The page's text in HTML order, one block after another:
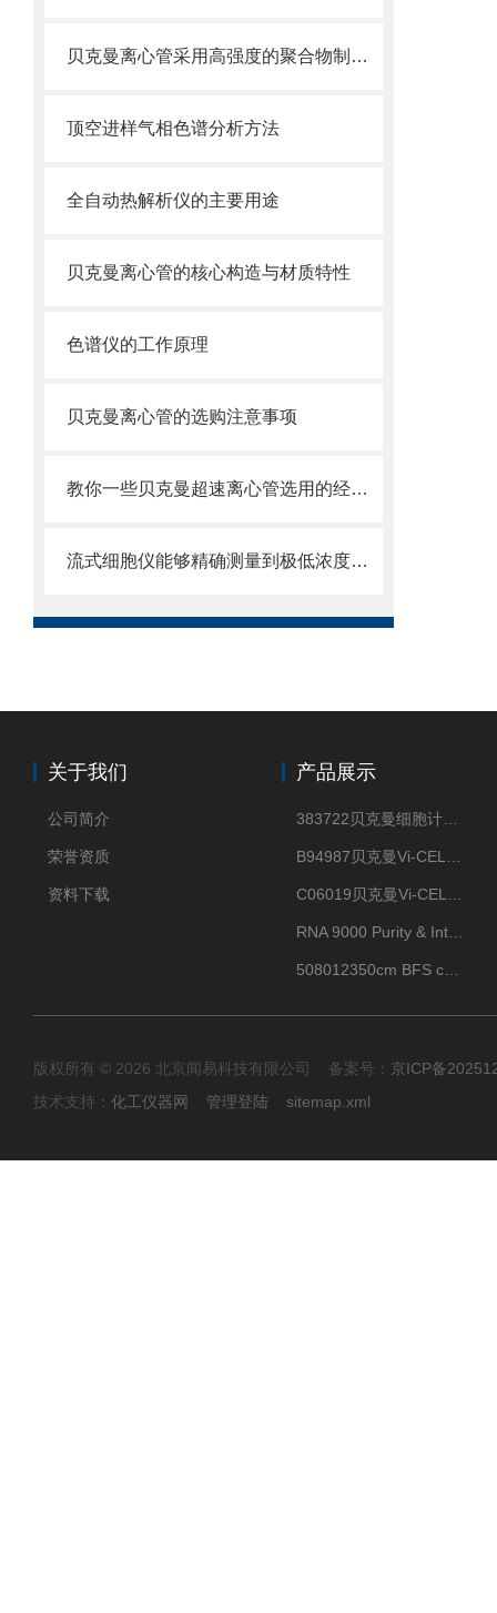
贝克曼离心管采用高强度的聚合物制造，具有优良的耐酸碱性
顶空进样气相色谱分析方法
全自动热解析仪的主要用途
贝克曼离心管的核心构造与材质特性
色谱仪的工作原理
贝克曼离心管的选购注意事项
教你一些贝克曼超速离心管选用的经验技巧
流式细胞仪能够精确测量到极低浓度的标记物
关于我们
公司简介
荣誉资质
资料下载
产品展示
版权所有 © 2026 北京闻易科技有限公司 备案号： 京ICP备
技术支持： 化工仪器网 管理登陆 sitemap.xml